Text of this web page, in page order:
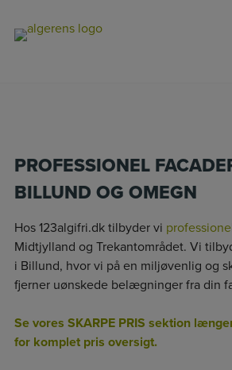
indholdet
PROFESSIONEL
BILLUND OG OMEGN
Hos 123algifri.dk tilbyder vi
Midtjylland og Trekantområdet. Vi
i Billund, hvor vi på en miljøvenlig og
fjerner uønskede belægninger fra din
Se vores SKARPE PRIS sektion
for komplet pris oversigt.